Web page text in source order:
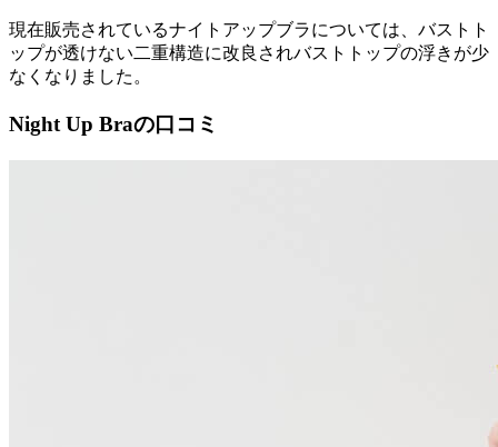
現在販売されているナイトアップブラについては、 バストト
ップが透けない二重構造に改良されバストトップの浮きが少
なくなりました。
Night Up Braの口コミ